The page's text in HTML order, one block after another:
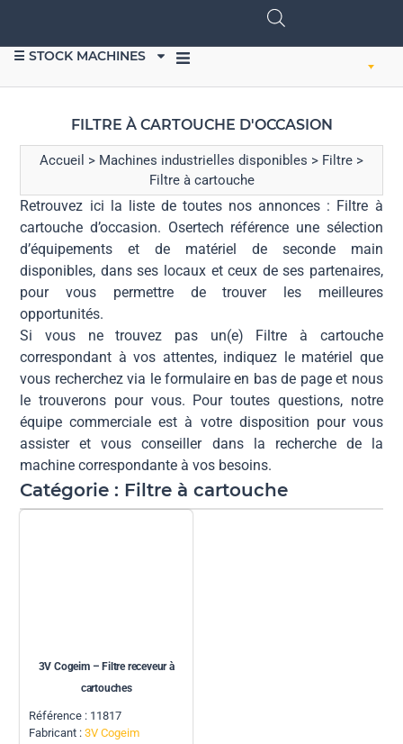
☰ STOCK MACHINES
FILTRE À CARTOUCHE D'OCCASION
Accueil > Machines industrielles disponibles > Filtre >
Filtre à cartouche
Retrouvez ici la liste de toutes nos annonces : Filtre à
cartouche d’occasion. Osertech référence une sélection
d’équipements et de matériel de seconde main
disponibles, dans ses locaux et ceux de ses partenaires,
pour vous permettre de trouver les meilleures
opportunités.
Si vous ne trouvez pas un(e) Filtre à cartouche
correspondant à vos attentes, indiquez le matériel que
vous recherchez via le formulaire en bas de page et nous
le trouverons pour vous. Pour toutes questions, notre
équipe commerciale est à votre disposition pour vous
assister et vous conseiller dans la recherche de la
machine correspondante à vos besoins.
Catégorie : Filtre à cartouche
3V Cogeim – Filtre receveur à
cartouches
Référence : 11817
Fabricant :3V Cogeim